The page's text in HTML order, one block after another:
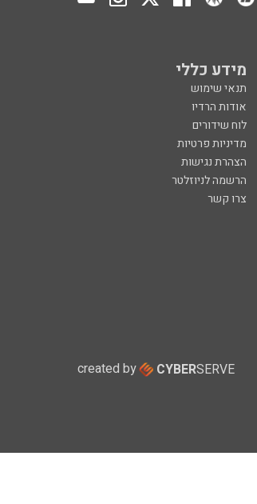
מידע כללי
תנאי שימוש
אודות הרדיו
לוח שידורים
מדיניות פרטיות
הצהרת נגישות
הרשמה לניוזלטר
צרו קשר
created by CYBERSERVE